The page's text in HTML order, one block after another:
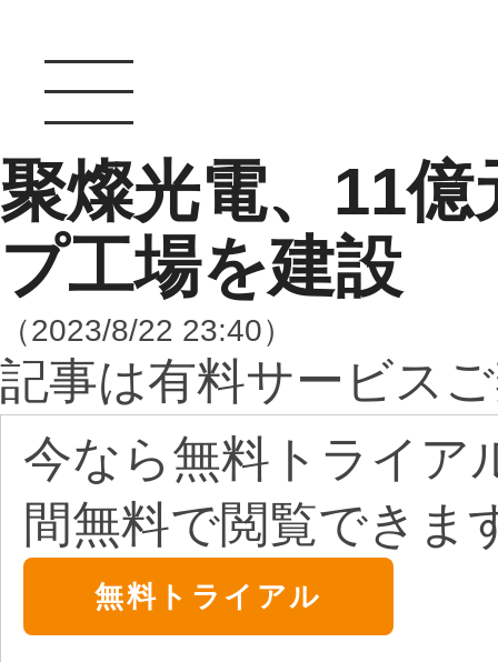
聚燦光電、11
プ工場を建設
（2023/8/22 23:40）
記事は有料サービス
今なら無料トライア
間無料で閲覧できま
無料トライアル